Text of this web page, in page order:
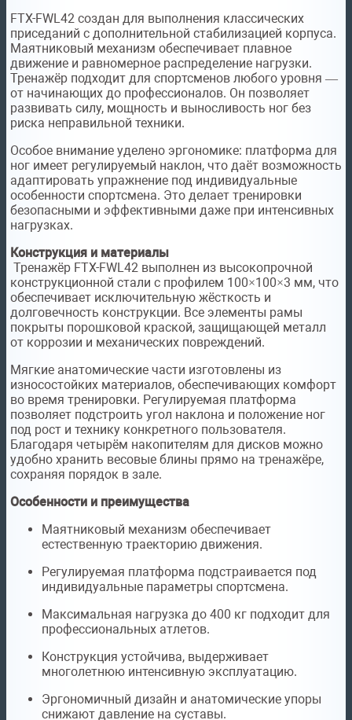
FTX-FWL42 создан для выполнения классических
приседаний с дополнительной стабилизацией корпуса.
Маятниковый механизм обеспечивает плавное
движение и равномерное распределение нагрузки.
Тренажёр подходит для спортсменов любого уровня —
от начинающих до профессионалов. Он позволяет
развивать силу, мощность и выносливость ног без
риска неправильной техники.
Особое внимание уделено эргономике: платформа для
ног имеет регулируемый наклон, что даёт возможность
адаптировать упражнение под индивидуальные
особенности спортсмена. Это делает тренировки
безопасными и эффективными даже при интенсивных
нагрузках.
Конструкция и материалы
Тренажёр FTX-FWL42 выполнен из высокопрочной
конструкционной стали с профилем 100×100×3 мм, что
обеспечивает исключительную жёсткость и
долговечность конструкции. Все элементы рамы
покрыты порошковой краской, защищающей металл
от коррозии и механических повреждений.
Мягкие анатомические части изготовлены из
износостойких материалов, обеспечивающих комфорт
во время тренировки. Регулируемая платформа
позволяет подстроить угол наклона и положение ног
под рост и технику конкретного пользователя.
Благодаря четырём накопителям для дисков можно
удобно хранить весовые блины прямо на тренажёре,
сохраняя порядок в зале.
Особенности и преимущества
Маятниковый механизм обеспечивает
естественную траекторию движения.
Регулируемая платформа подстраивается под
индивидуальные параметры спортсмена.
Максимальная нагрузка до 400 кг подходит для
профессиональных атлетов.
Конструкция устойчива, выдерживает
многолетнюю интенсивную эксплуатацию.
Эргономичный дизайн и анатомические упоры
снижают давление на суставы.